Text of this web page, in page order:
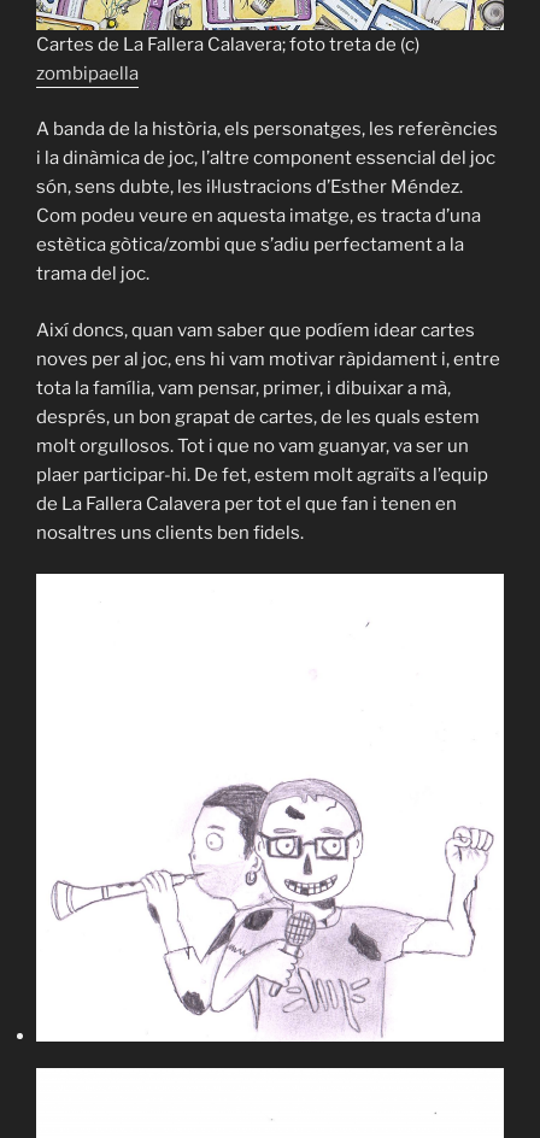
Cartes de La Fallera Calavera; foto treta de (c)
zombipaella
A banda de la història, els personatges, les referències
i la dinàmica de joc, l’altre component essencial del joc
són, sens dubte, les il·lustracions d’Esther Méndez.
Com podeu veure en aquesta imatge, es tracta d’una
estètica gòtica/zombi que s’adiu perfectament a la
trama del joc.
Així doncs, quan vam saber que podíem idear cartes
noves per al joc, ens hi vam motivar ràpidament i, entre
tota la família, vam pensar, primer, i dibuixar a mà,
després, un bon grapat de cartes, de les quals estem
molt orgullosos. Tot i que no vam guanyar, va ser un
plaer participar-hi. De fet, estem molt agraïts a l’equip
de La Fallera Calavera per tot el que fan i tenen en
nosaltres uns clients ben fidels.